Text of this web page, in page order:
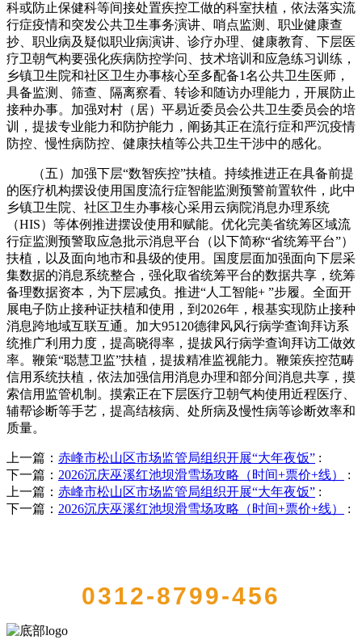
科或防止保健科等间接处置疾控工做的科室扶植，依法落实流
行症疫情和突发公共卫生事务演讲、哨点监测、职业健康查
抄、职业病及疑似职业病演讲、诊疗办理、健康教育、下层医
疗卫朝气构要强化疾病防控学问、技术培训和应急练习训练，
乡镇卫生院和社区卫生办事核心至多配备1名公共卫生医师，
具备监测、筛查、隔离察看、转诊和随访办理能力，开展防止
接种办事。加强对村（居）平易近委员会公共卫生委员会的培
训，提拔专业能力和防护能力，阐扬其正在流行症和严沉疫情
防控、慢性病防控、健康扶植等公共卫生干涉中的感化。
（五）加强下层“数智疾控”扶植。持续推进正在具备前提
的医疗机构摆设使用国度流行症智能监测预警前置软件，此中
乡镇卫生院、社区卫生办事核心采用云病院消息办理系统
（HIS）等体例推进摆设使用和赋能。优化完美省统筹区域流
行症监测预警取应急批示消息平台（以下简称“省统筹平台”）
扶植，以及面向地市和县级的使用。国度层面加强面向下层采
集数据的消息系统整合，强化取省统筹平台的数据共享，统筹
备理数据资本，为下层减负。推进“人工智能+ ”步履。全面开
展电子防止接种证扶植和使用，到2026年，根基实现防止接种
消息跨地域互联互通。加大95120德律风风行病学查询拜访系
统推广利用力度，提高晓得率，提拔风行病学查询拜访工做效
率。鞭策“聪慧卫监”扶植，提拔精准监视能力。鞭策疾控范畴
信用系统扶植，依法加强信用消息办理和部分间消息共享，摸
索信用监管机制。摸索正在下层医疗卫朝气构使用近程医疗、
辅帮诊断等手艺，提高结核病、处所病及慢性病等诊断效率和
质量。
上一篇： 赤峰市松山区市场监管局组织开展“大年夜饭” :
下一篇： 2026沉庆巫溪红池坝滑雪场攻略（时间+票价+线）
:
上一篇： 赤峰市松山区市场监管局组织开展“大年夜饭” :
下一篇： 2026沉庆巫溪红池坝滑雪场攻略（时间+票价+线） :
0312-8799-456